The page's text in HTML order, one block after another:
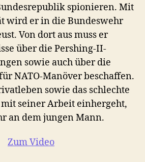
spionieren. Mit
wird er in die Bundeswehr
Von dort aus muss er
über die Pershing-II-
sowie auch über die
NATO-Manöver beschaffen.
sowie das schlechte
mit seiner Arbeit einhergeht,
an dem jungen Mann.
Zum Video